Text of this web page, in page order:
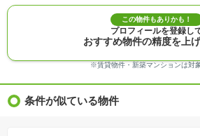
※建築条件付き土地価格には、建物価格は含まれません。
※物件情報は、原則として情報提供日の２日前に最終確認し
※完成予想図はいずれも外構、植栽、外観等実際のものとは
※モデルルーム・モデルハウス・展示場・ショールームの画
※ＣＧ合成の画像の場合、実際とは多少異なる場合がありま
※物件特徴：販売戸数が複数の物件は、全ての住戸に該当し
※価格更新：物件価格が変更された日から１週間表示されま
この物件もありかも！
プロフィールを登録し
おすすめ物件の精度を上
※賃貸物件・新築マンションは対
条件が似ている物件